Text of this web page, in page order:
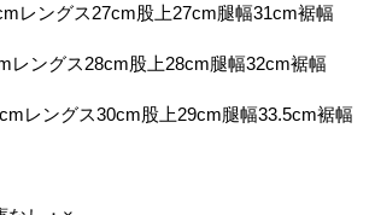
レングス27cm股上27cm腿幅31cm裾幅
ングス28cm股上28cm腿幅32cm裾幅
レングス30cm股上29cm腿幅33.5cm裾幅